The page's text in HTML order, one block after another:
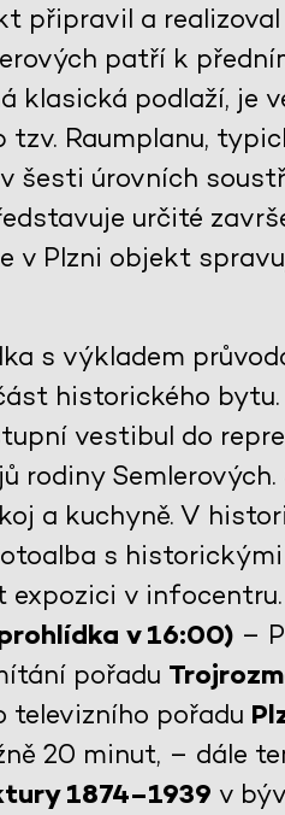
připravil a
patří k
klasická podlaží, je
Raumplanu,
šesti úrovních
určité
v Plzni objekt
s výkladem
historického
vestibul do
rodiny
a kuchyně. V
s
expozici v infocentru.
v 16:00) –
pořadu
pořadu
20 minut, – dále
1874–1939 v